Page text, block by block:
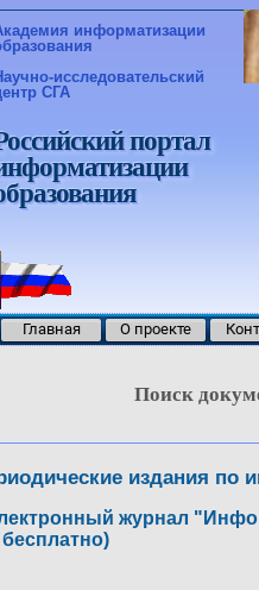
информатизации
исследовательский
СГА
портал
Главная О проекте
Поиск
издания по
журнал
бесплатно)